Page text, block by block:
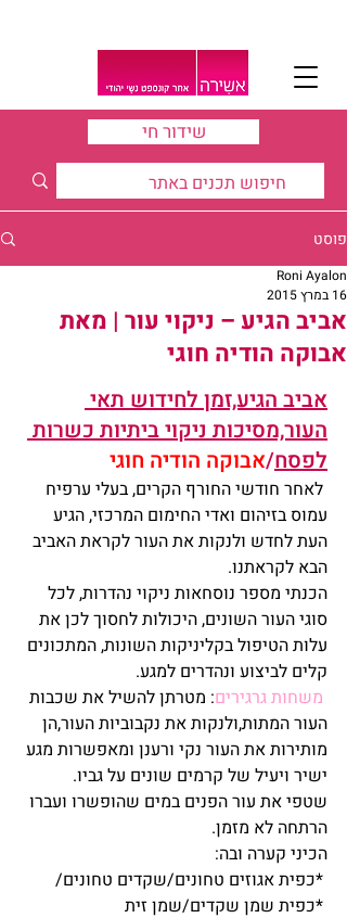
שידור חי
פוסט
אביב הגיע – ניקוי עור | מאת
אבוקה הודיה חוגי
Roni Ayalon
16 במרץ 2015
אביב הגיע,זמן לחידוש תאי
העור,מסיכות ניקוי ביתיות כשרות
לפסח/אבוקה הודיה חוגי
לאחר חודשי החורף הקרים, בעלי ערפיח
עמוס בזיהום ואדי החימום המרכזי, הגיע
העת לחדש ולנקות את העור לקראת האביב
הבא לקראתנו.
הכנתי מספר נוסחאות ניקוי נהדרות, לכל
סוגי העור השונים, היכולות לחסוך לכן את
עלות הטיפול בקליניקות השונות, המתכונים
קלים לביצוע ונהדרים למגע.
משחות גרגירים: מטרתן להשיל את שכבות
העור המתות,ולנקות את נקבוביות העור,הן
מותירות את העור נקי ורענן ומאפשרות מגע
ישיר ויעיל של קרמים שונים על גביו.
שטפי את עור הפנים במים שהופשרו ועברו
הרתחה לא מזמן.
הכיני קערה ובה: